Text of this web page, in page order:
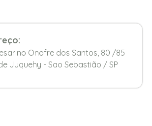
Onofre dos Santos, 80 /85
Juquehy - Sao Sebastião / SP